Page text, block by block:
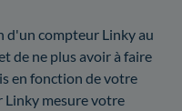
d'un compteur Linky au
de ne plus avoir à faire
en fonction de votre
Linky mesure votre